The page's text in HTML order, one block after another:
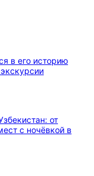
в его историю